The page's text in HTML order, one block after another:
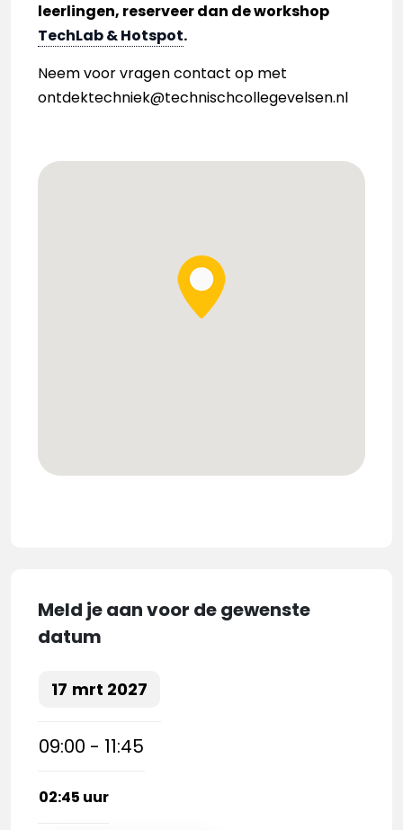
leerlingen, reserveer dan de workshop
TechLab & Hotspot.
Neem voor vragen contact op met
ontdektechniek@technischcollegevelsen.nl
Meld je aan voor de gewenste
datum
17 mrt 2027
09:00 - 11:45
02:45 uur